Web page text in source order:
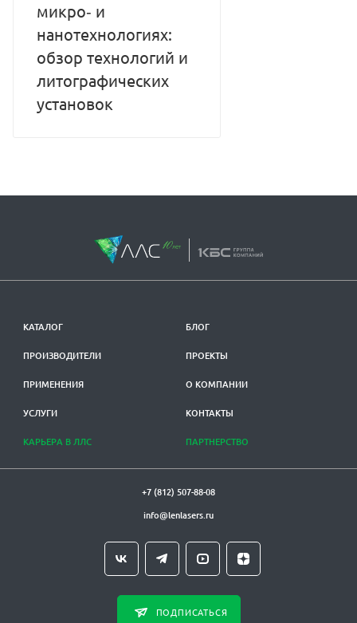
микро‑ и
нанотехнологиях:
обзор технологий и
литографических
установок
КАТАЛОГ
ПРОИЗВОДИТЕЛИ
ПРИМЕНЕНИЯ
УСЛУГИ
КАРЬЕРА В ЛЛС
БЛОГ
ПРОЕКТЫ
О КОМПАНИИ
КОНТАКТЫ
ПАРТНЕРСТВО
+7 (812) 507-88-08
info@lenlasers.ru
ПОДПИСАТЬСЯ